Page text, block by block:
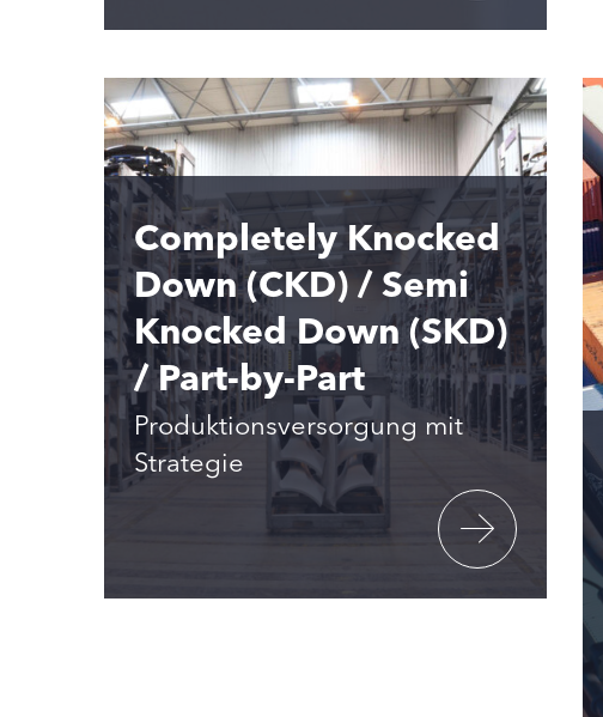
Completely Knocked
Down (CKD) / Semi
Knocked Down (SKD)
/ Part-by-Part
Produktionsversorgung mit
Strategie